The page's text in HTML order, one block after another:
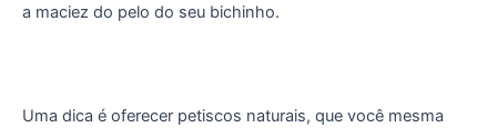
a maciez do pelo do seu bichinho.
Uma dica é oferecer petiscos naturais, que você mesma